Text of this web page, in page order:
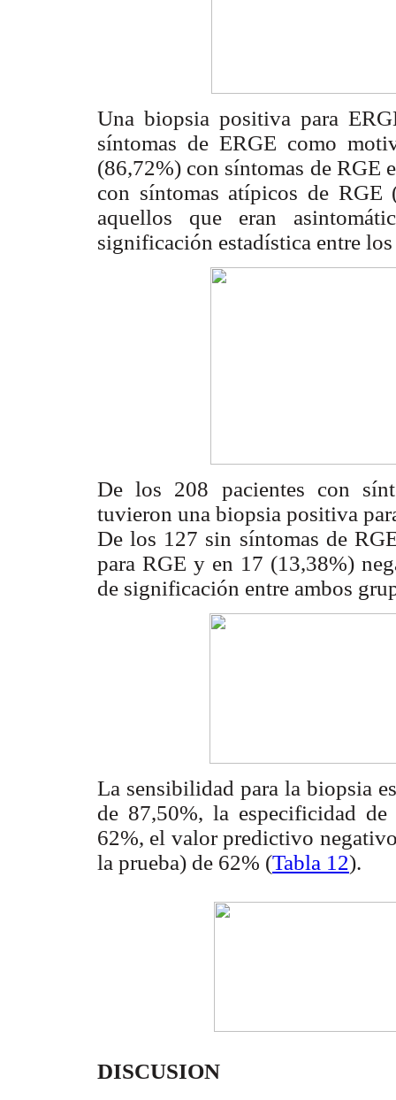
Una biopsia positiva para
síntomas de ERGE como
(86,72%) con síntomas de RGE
con síntomas atípicos de
aquellos que eran
significación estadística entre
De los 208 pacientes con
tuvieron una biopsia positiva
De los 127 sin síntomas de
para RGE y en 17 (13,38%)
de significación entre ambos
La sensibilidad para la biopsia
de 87,50%, la especificidad
62%, el valor predictivo
la prueba) de 62% (Tabla 12).
DISCUSION